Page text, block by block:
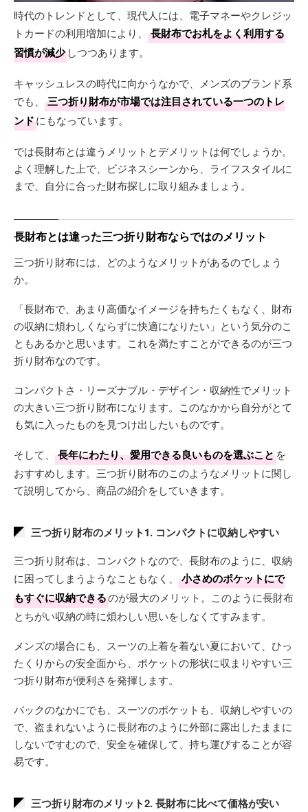
時代のトレンドとして、現代人には、電子マネーやクレジッ
トカードの利用増加により、
長財布でお札をよく利用する
習慣が減少 しつつあります。
キャッシュレスの時代に向かうなかで、メンズのブランド系
でも、
三つ折り財布が市場では注目されている一つのトレ
ンドにもなっています。
では長財布とは違うメリットとデメリットは何でしょうか。
よく理解した上で、ビジネスシーンから、ライフスタイルに
まで、自分に合った財布探しに取り組みましょう。
長財布とは違った三つ折り財布ならではのメリット
三つ折り財布には、どのようなメリットがあるのでしょう
か。
「長財布で、あまり高価なイメージを持ちたくもなく、財布
の収納に煩わしくならずに快適になりたい」という気分のこ
ともあるかと思います。これを満たすことができるのが三つ
折り財布なのです。
コンパクトさ・リーズナブル・デザイン・収納性でメリット
の大きい三つ折り財布になります。このなかから自分がとて
も気に入ったものを見つけ出したいものです。
そして、 長年にわたり、愛用できる良いものを選ぶことを
おすすめします。三つ折り財布のこのようなメリットに関し
て説明してから、商品の紹介をしていきます。
三つ折り財布のメリット1. コンパクトに収納しやすい
三つ折り財布は、コンパクトなので、長財布のように、収納
に困ってしまうようなこともなく、
小さめのポケットにで
もすぐに収納できるのが最大のメリット。このように長財布
とちがい収納の時に煩わしい思いをしなくてすみます。
メンズの場合にも、スーツの上着を着ない夏において、ひっ
たくりからの安全面から、ポケットの形状に収まりやすい三
つ折り財布が便利さを発揮します。
バックのなかにでも、スーツのポケットも、収納しやすいの
で、盗まれないように長財布のように外部に露出したままに
しないですむので、安全を確保して、持ち運びすることが容
易です。
三つ折り財布のメリット2. 長財布に比べて価格が安い